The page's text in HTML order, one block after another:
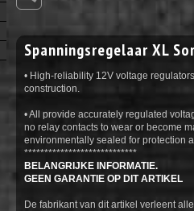
Spanningsregelaar XL
• High-reliability 12V voltage
construction.
• All provide accurately regulated
no relay contacts to wear or become
environmentally sealed for protection
****************************
BELANGRIJKE INFORMATIE.
GEEN GARANTIE OP DIT ARTIKEL
De fabrikant van dit artikel verleent